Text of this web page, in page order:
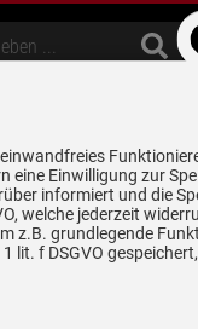
5 Jahre
alle
eine Einwilligung zur
informiert und die
welche jederzeit
z.B. grundlegende
lit. f DSGVO